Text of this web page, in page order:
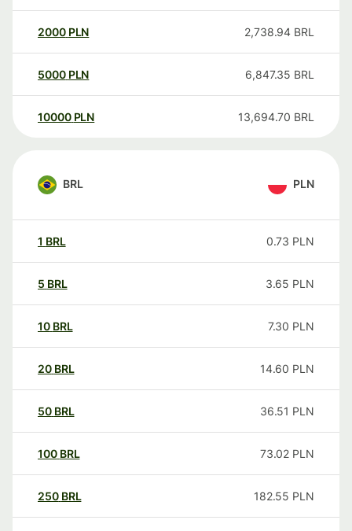
2000 PLN 2,738.94 BRL
5000 PLN 6,847.35 BRL
10000 PLN 13,694.70 BRL
BRL PLN
1 BRL 0.73 PLN
5 BRL 3.65 PLN
10 BRL 7.30 PLN
20 BRL 14.60 PLN
50 BRL 36.51 PLN
100 BRL 73.02 PLN
250 BRL 182.55 PLN